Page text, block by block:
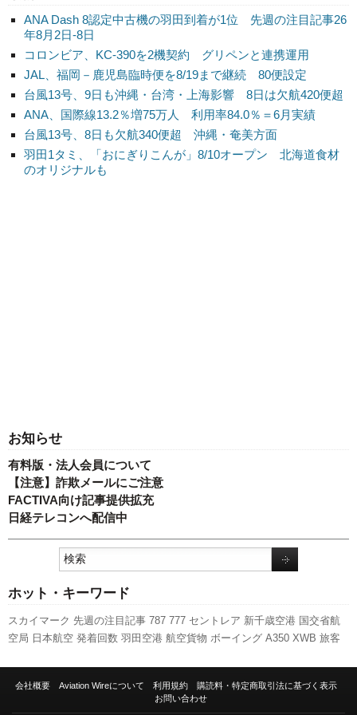
ANA Dash 8認定中古機の羽田到着が1位 先週の注目記事26
年8月2日-8日
コロンビア、KC-390を2機契約 グリペンと連携運用
JAL、福岡－鹿児島臨時便を8/19まで継続 80便設定
台風13号、9日も沖縄・台湾・上海影響 8日は欠航420便超
ANA、国際線13.2％増75万人 利用率84.0％＝6月実績
台風13号、8日も欠航340便超 沖縄・奄美方面
羽田1タミ、「おにぎりこんが」8/10オープン 北海道食材
のオリジナルも
お知らせ
有料版・法人会員について
【注意】詐欺メールにご注意
FACTIVA向け記事提供拡充
日経テレコンへ配信中
ホット・キーワード
スカイマーク 先週の注目記事 787 777 セントレア 新千歳空港 国交省航
空局 日本航空 発着回数 羽田空港 航空貨物 ボーイング A350 XWB 旅客
国交省 キャンペーン 訪日客 LCC ANAホールディングス 福岡空港 全日空
会社概要 Aviation Wireについて 利用規約
購読料・特定商取引法に基づく表示
お問い合わせ